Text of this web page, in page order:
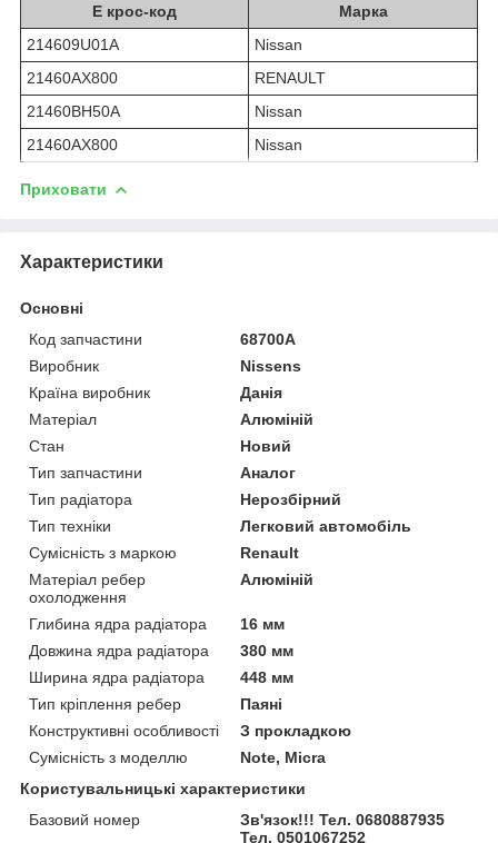
Е крос-код
Марка
214609U01A
Nissan
21460AX800
RENAULT
21460BH50A
Nissan
21460AX800
Nissan
Приховати
Характеристики
Основні
Код запчастини
68700A
Виробник
Nissens
Країна виробник
Данія
Матеріал
Алюміній
Стан
Новий
Тип запчастини
Аналог
Тип радіатора
Нерозбірний
Тип техніки
Легковий автомобіль
Сумісність з маркою
Renault
Матеріал ребер
охолодження
Алюміній
Глибина ядра радіатора
16 мм
Довжина ядра радіатора
380 мм
Ширина ядра радіатора
448 мм
Тип кріплення ребер
Паяні
Конструктивні особливості
З прокладкою
Сумісність з моделлю
Note, Micra
Користувальницькі характеристики
Базовий номер
Зв'язок!!! Тел. 0680887935
Тел. 0501067252